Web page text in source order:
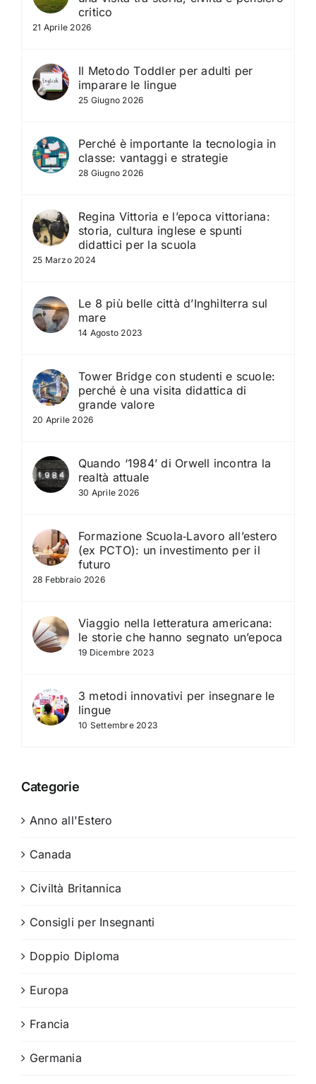
critico
21 Aprile 2026
Il Metodo Toddler per adulti per
imparare le lingue
25 Giugno 2026
Perché è importante la tecnologia in
classe: vantaggi e strategie
28 Giugno 2026
Regina Vittoria e l’epoca vittoriana:
storia, cultura inglese e spunti
didattici per la scuola
25 Marzo 2024
Le 8 più belle città d’Inghilterra sul
mare
14 Agosto 2023
Tower Bridge con studenti e scuole:
perché è una visita didattica di
grande valore
20 Aprile 2026
Quando ‘1984’ di Orwell incontra la
realtà attuale
30 Aprile 2026
Formazione Scuola‑Lavoro all’estero
(ex PCTO): un investimento per il
futuro
28 Febbraio 2026
Viaggio nella letteratura americana:
le storie che hanno segnato un’epoca
19 Dicembre 2023
3 metodi innovativi per insegnare le
lingue
10 Settembre 2023
Categorie
Anno all'Estero
Canada
Civiltà Britannica
Consigli per Insegnanti
Doppio Diploma
Europa
Francia
Germania